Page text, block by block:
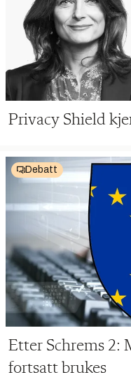
Privacy Shield
Debatt
Etter Schrems 2:
fortsatt brukes